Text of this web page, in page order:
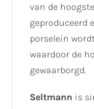
van de
geproduceerd
porselein
waardoor de
gewaarborgd.
Seltmann is